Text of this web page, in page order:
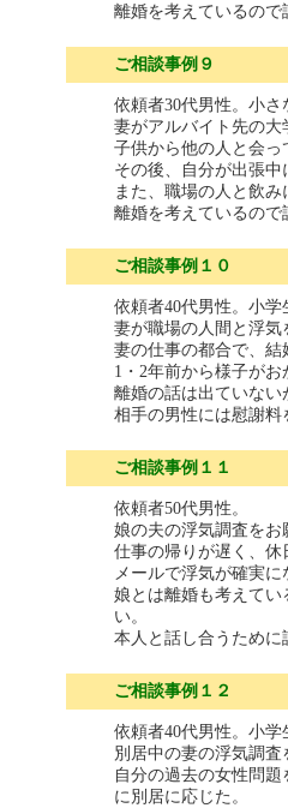
離婚を考えているので
ご相談事例９
依頼者30代男性。小
妻がアルバイト先の
子供から他の人と会
その後、自分が出張
また、職場の人と飲
離婚を考えているので
ご相談事例１０
依頼者40代男性。小
妻が職場の人間と浮気
妻の仕事の都合で、
1・2年前から様子がお
離婚の話は出ていな
相手の男性には慰謝料
ご相談事例１１
依頼者50代男性。
娘の夫の浮気調査をお
仕事の帰りが遅く、
メールで浮気が確実に
娘とは離婚も考えて
い。
本人と話し合うために
ご相談事例１２
依頼者40代男性。小
別居中の妻の浮気調
自分の過去の女性問
に別居に応じた。